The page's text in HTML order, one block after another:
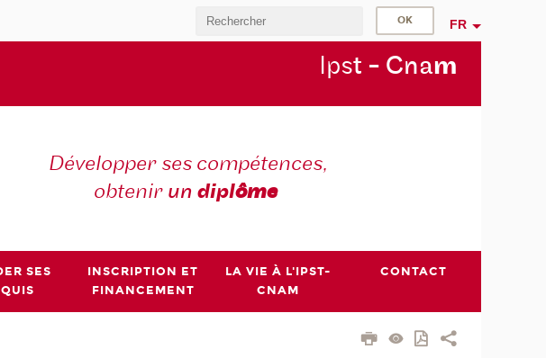
FR
Ipst - Cnam
Développer ses compétences,
obtenir undiplôme
SES
INSCRIPTION ET
FINANCEMENT
LA VIE À L'IPST-
CNAM
CONTACT